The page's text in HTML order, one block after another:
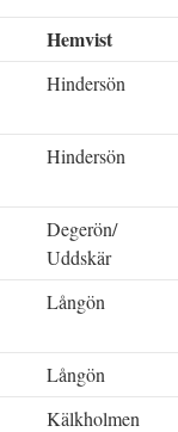
Hemvist
Hindersön
Hindersön
Degerön/
Uddskär
Långön
Långön
Kälkholmen